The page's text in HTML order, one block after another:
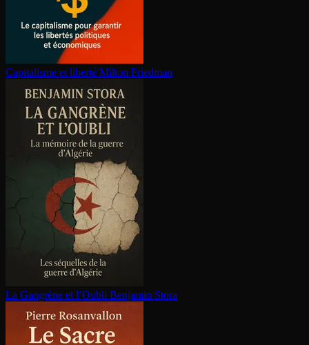
Capitalisme et liberté Milton Friedman
La Gangrène et l’Oubli Benjamin Stora